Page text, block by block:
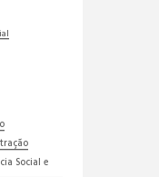
Social e